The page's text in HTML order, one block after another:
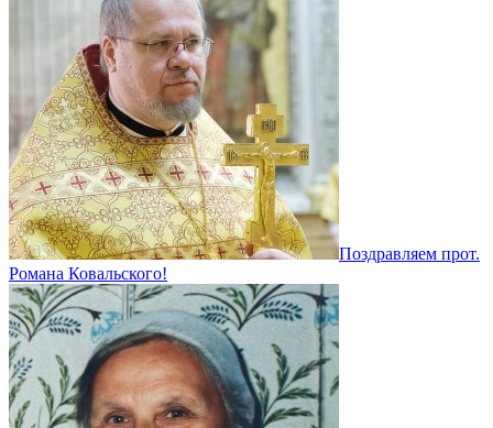
Поздравляем прот.
Романа Ковальского!